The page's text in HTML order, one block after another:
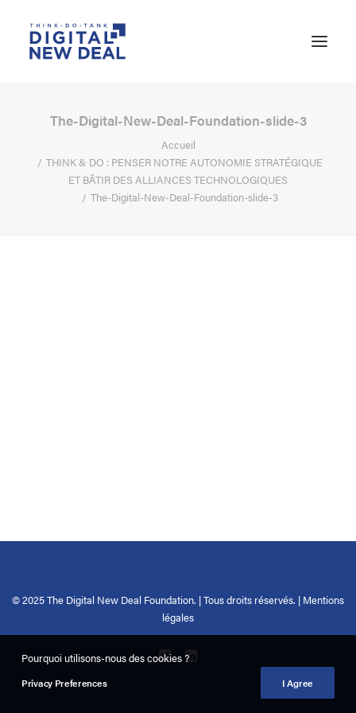
The-Digital-New-Deal-Foundation-slide-3
Accueil
THINK & DO : PENSER NOTRE AUTONOMIE STRATÉGIQUE
ET BÂTIR DES ALLIANCES TECHNOLOGIQUES
The-Digital-New-Deal-Foundation-slide-3
© 2025 The Digital New Deal Foundation. | Tous droits réservés. | Mentions
légales
Pourquoi utilisons-nous des cookies ?
Privacy Preferences I Agree